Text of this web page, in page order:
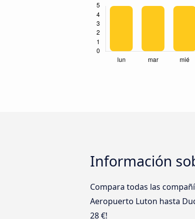
Información
Compara todas las
Aeropuerto Luton hasta
28 €!